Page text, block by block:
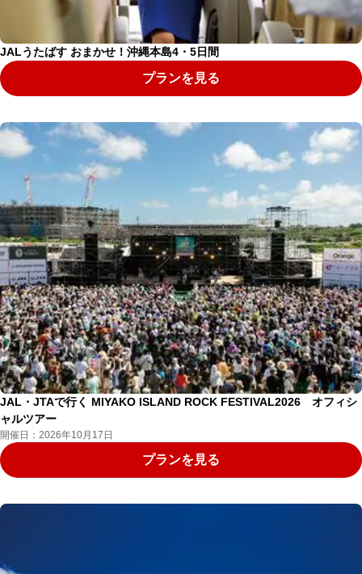
JALうたばす おまかせ！沖縄本島4・5日間
プランを見る
JAL・JTAで行く MIYAKO ISLAND ROCK FESTIVAL2026 オフィシ
ャルツアー
開催日：2026年10月17日
プランを見る